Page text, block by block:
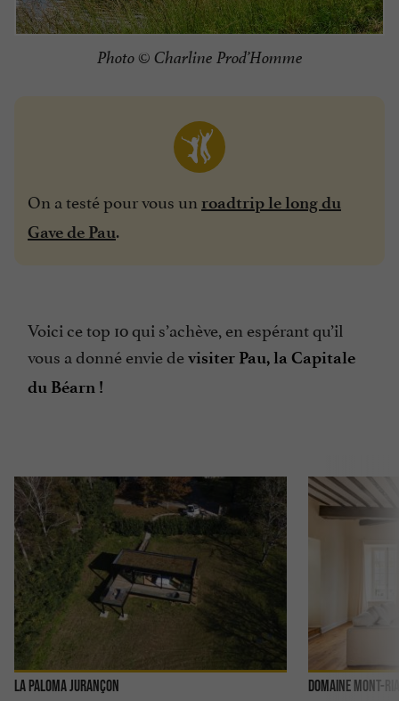
Photo © Charline Prod’Homme
On a testé pour vous un roadtrip le long du
Gave de Pau.
Voici ce top 10 qui s’achève, en espérant qu’il
vous a donné envie devisiter Pau, la Capitale
du Béarn !
La Paloma Jurançon Domaine Mont-